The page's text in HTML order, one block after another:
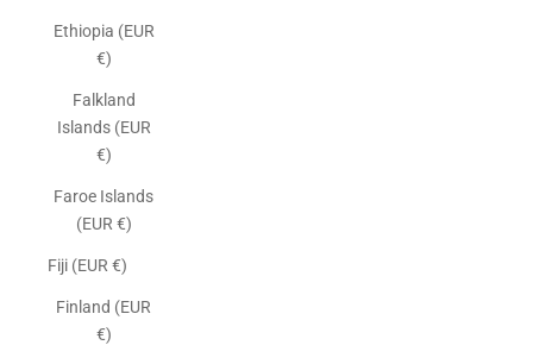
Ethiopia (EUR
€)
Falkland
Islands (EUR
€)
Faroe Islands
(EUR €)
Fiji (EUR €)
Finland (EUR
€)